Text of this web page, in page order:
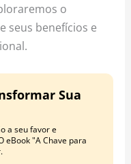
o
seus benefícios e
Sua
a seu favor e
eBook "A Chave para